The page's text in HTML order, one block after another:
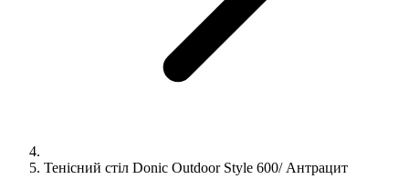
Тенісний стіл Donic Outdoor Style 600/ Антрацит